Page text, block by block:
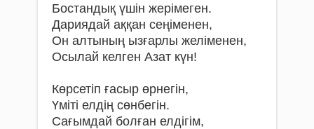
Бостандық үшін жерімеген.
Дариядай аққан сеңіменен,
Он алтының ызғарлы желіменен,
Осылай келген Азат күн!
Көрсетіп ғасыр өрнегін,
Үміті елдің сөнбегін.
Сағымдай болған елдігім,